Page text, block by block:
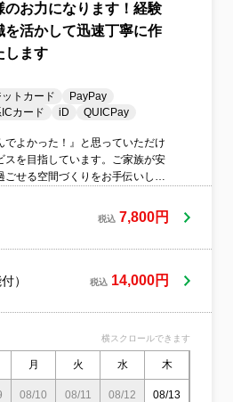
のお力になります！経験
を活かして迅速丁寧に作
します
トカード
PayPay
カード
iD QUICPay
でよかった！』と思っていただけ
スを目指しています。ご家族が安
ごせる空間づくりをお手伝いしま
税込 7,800円
） 税込 14,000円
横スクロールできます
月 火 水 木
08/10
08/11
08/12
08/13